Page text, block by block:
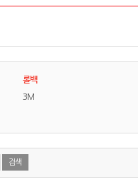
롤백
3M